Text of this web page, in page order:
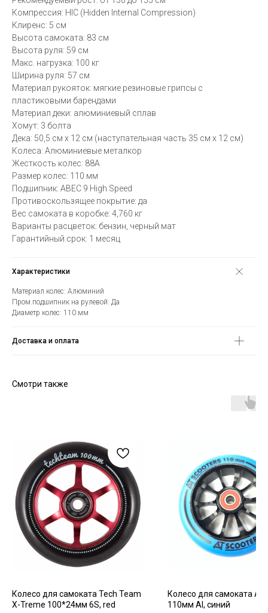
Компрессия: HIC (Hidden Internal Compression)
Клиренс: 5 см
Высота самоката: 83 см
Высота руля: 59 см
Макс. нагрузка: 100 кг
Ширина руля: 57 см
Материал рукояток: мягкие резиновые грипсы с
пластиковыми барендами
Материал деки: алюминиевый сплав
Хомут: 3 болта
Дека: 50,5 см х 12 см (наступательная часть 35 см х 12 см)
Колеса: Алюминиевые металкор
Жесткость колес: 88А
Размер колес: 110 мм
Подшипник: ABEC 9 High Speed
Противоскользящее покрытие: да
Вес самоката в коробке: 4,760 кг
Варианты расцветок: бензин, черный мат
Гарантийный срок: 1 месяц
Характеристики
Материал колес: Алюминий
Пром.подшипник на рулевой: Да
Диаметр колес: 110 мм
Доставка и оплата
Смотри также
Колесо для самоката Tech Team
X-Treme 100*24мм 6S, red
Колесо для самоката At
110мм Al, синий